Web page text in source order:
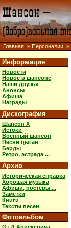
Главная » Персоналии »
Информация
Новости
Новое в шансоне
Наши друзья
Анонсы
Афиша
Награды
Дискография
Шансон X
Истоки
Военный шансон
Песни цыган
Барды
Ретро, эстрада ...
Архив
Историческая справка
Хорошая музыка
Афиши, постеры ...
Заметки
Книги
Тексты песен
Фотоальбом